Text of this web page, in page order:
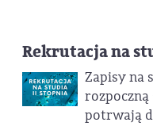
Rekrutacja na
Zapisy na
potrwają